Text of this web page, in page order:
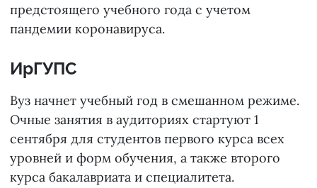
предстоящего учебного года с учетом
пандемии коронавируса.
ИрГУПС
Вуз начнет учебный год в смешанном режиме.
Очные занятия в аудиториях стартуют 1
сентября для студентов первого курса всех
уровней и форм обучения, а также второго
курса бакалавриата и специалитета.